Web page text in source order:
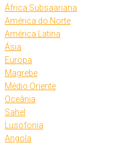
África Subsaariana
América do Norte
América Latina
Ásia
Europa
Magrebe
Médio Oriente
Oceânia
Sahel
Lusofonia
Angola